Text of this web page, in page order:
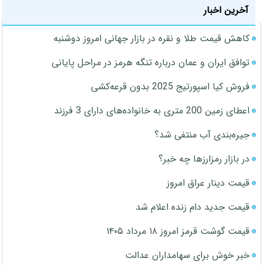
آخرین اخبار
کاهش قیمت طلا و نقره در بازار جهانی امروز دوشنبه
توافق ایران و عمان درباره تنگه هرمز در مراحل پایانی
فروش کیا اسپورتیج 2025 بدون قرعه‌کشی
اعطای زمین 200 متری به خانواده‌های دارای 3 فرزند
جیره‌بندی آب منتفی شد؟
در بازار رمزارزها چه خبر؟
قیمت دینار عراق امروز
قیمت جدید دام زنده اعلام شد
قیمت گوشت قرمز امروز ۱۸ مرداد ۱۴۰۵
خبر خوش برای سهامداران عدالت